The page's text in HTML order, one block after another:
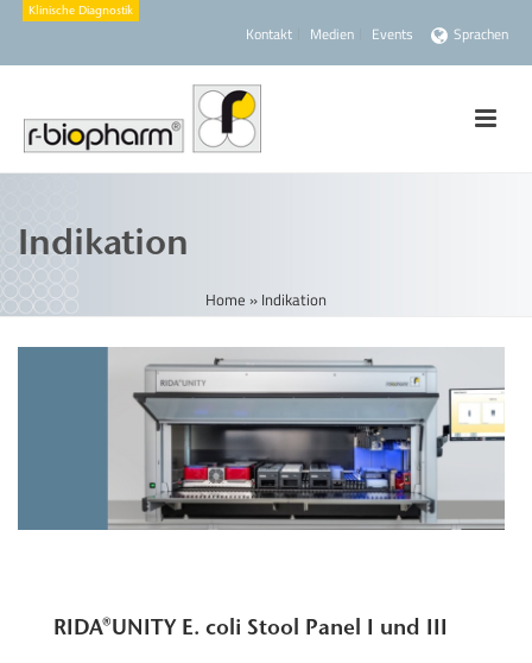
Kontakt Medien Events Sprachen
Indikation
Home » Indikation
RIDA®UNITY E. coli Stool Panel I und III